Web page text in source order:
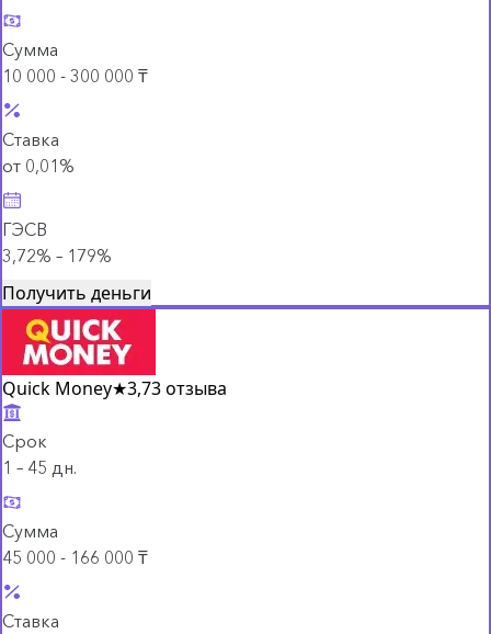
Сумма
10 000 - 300 000 ₸
Ставка
от 0,01%
ГЭСВ
3,72% – 179%
Получить деньги
Quick Money★3,73 отзыва
Срок
1 – 45 дн.
Сумма
45 000 - 166 000 ₸
Ставка